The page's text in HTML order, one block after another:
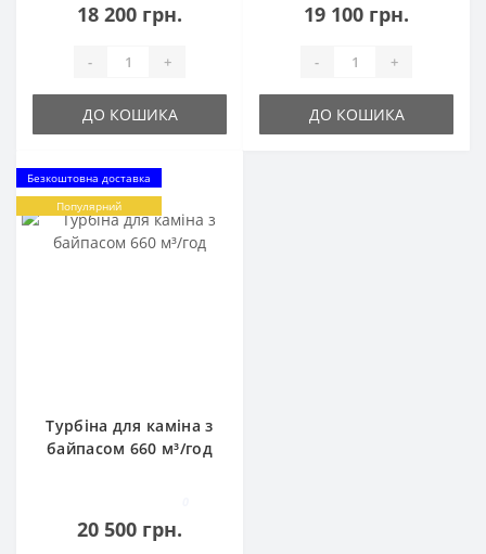
18 200 грн.
- +
ДО КОШИКА
19 100 грн.
- +
ДО КОШИКА
Безкоштовна доставка
Популярний
Турбіна для каміна з
байпасом 660 м³/год
20 500 грн.